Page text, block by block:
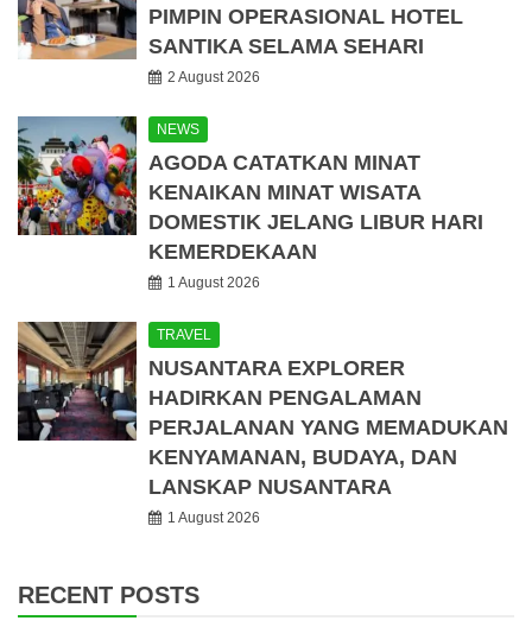
PIMPIN OPERASIONAL HOTEL
SANTIKA SELAMA SEHARI
2 August 2026
NEWS
AGODA CATATKAN MINAT
KENAIKAN MINAT WISATA
DOMESTIK JELANG LIBUR HARI
KEMERDEKAAN
1 August 2026
TRAVEL
NUSANTARA EXPLORER
HADIRKAN PENGALAMAN
PERJALANAN YANG MEMADUKAN
KENYAMANAN, BUDAYA, DAN
LANSKAP NUSANTARA
1 August 2026
RECENT POSTS